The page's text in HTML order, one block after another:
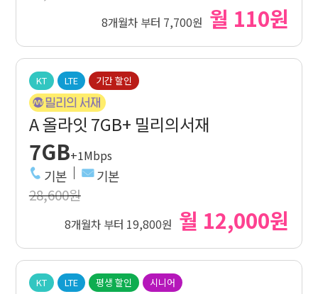
8개월차 부터 7,700원 월 110원
KT LTE 기간 할인
A 올라잇 7GB+ 밀리의서재
7GB+1Mbps
기본 기본
28,600원
8개월차 부터 19,800원 월 12,000원
KT LTE 평생 할인 시니어